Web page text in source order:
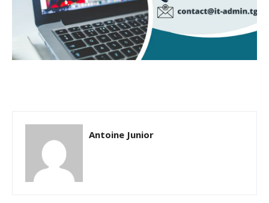
Antoine Junior